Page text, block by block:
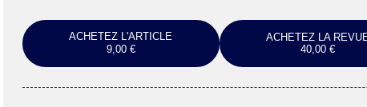
ACHETEZ L'ARTICLE
9,00 €
ACHETEZ LA
40,00 €